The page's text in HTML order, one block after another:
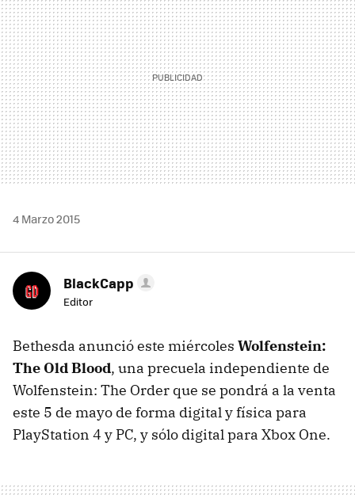
4 Marzo 2015
BlackCapp
Editor
Bethesda anunció este miércoles Wolfenstein:
The Old Blood, una precuela independiente de
Wolfenstein: The Order que se pondrá a la venta
este 5 de mayo de forma digital y física para
PlayStation 4 y PC, y sólo digital para Xbox One.